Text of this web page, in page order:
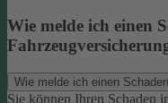
Wie melde ich einen
Wie melde ich einen
Sie können Ihren Schaden